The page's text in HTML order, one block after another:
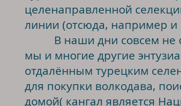
целенаправленной
линии (отсюда, например
В наши дни совсем не
мы и многие другие
отдалённым турецким
для покупки волкодава,
домой( кангал является